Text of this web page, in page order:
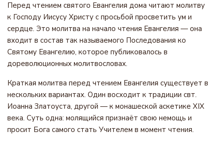
Перед чтением святого Евангелия дома читают молитву
к Господу Иисусу Христу с просьбой просветить ум и
сердце. Это молитва на начало чтения Евангелия — она
входит в состав так называемого Последования ко
Святому Евангелию, которое публиковалось в
дореволюционных молитвословах.
Краткая молитва перед чтением Евангелия существует в
нескольких вариантах. Один восходит к традиции свт.
Иоанна Златоуста, другой — к монашеской аскетике XIX
века. Суть одна: молящийся признаёт свою немощь и
просит Бога самого стать Учителем в момент чтения.